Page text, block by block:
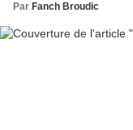
Par Fanch Broudic